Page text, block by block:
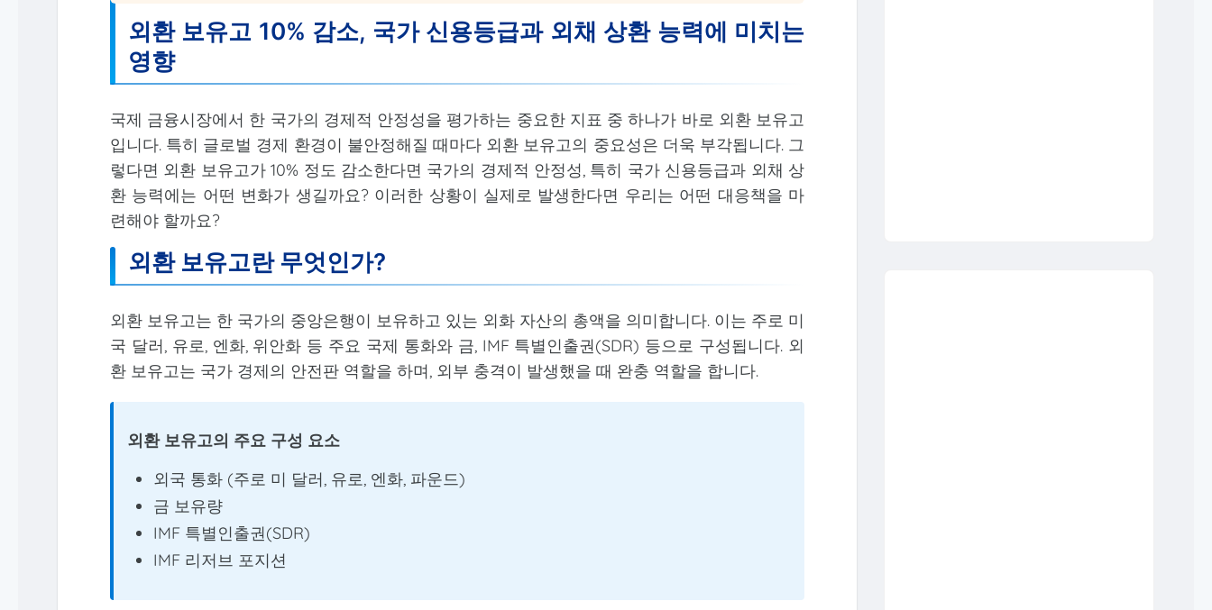
외환 보유고 10% 감소, 국가 신용등급과 외채 상환 능력에 미치는
영향
국제 금융시장에서 한 국가의 경제적 안정성을 평가하는 중요한 지표 중 하나가 바로 외환 보유고
입니다. 특히 글로벌 경제 환경이 불안정해질 때마다 외환 보유고의 중요성은 더욱 부각됩니다. 그
렇다면 외환 보유고가 10% 정도 감소한다면 국가의 경제적 안정성, 특히 국가 신용등급과 외채 상
환 능력에는 어떤 변화가 생길까요? 이러한 상황이 실제로 발생한다면 우리는 어떤 대응책을 마
련해야 할까요?
외환 보유고란 무엇인가?
외환 보유고는 한 국가의 중앙은행이 보유하고 있는 외화 자산의 총액을 의미합니다. 이는 주로 미
국 달러, 유로, 엔화, 위안화 등 주요 국제 통화와 금, IMF 특별인출권(SDR) 등으로 구성됩니다. 외
환 보유고는 국가 경제의 안전판 역할을 하며, 외부 충격이 발생했을 때 완충 역할을 합니다.
외환 보유고의 주요 구성 요소
외국 통화 (주로 미 달러, 유로, 엔화, 파운드)
금 보유량
IMF 특별인출권(SDR)
IMF 리저브 포지션